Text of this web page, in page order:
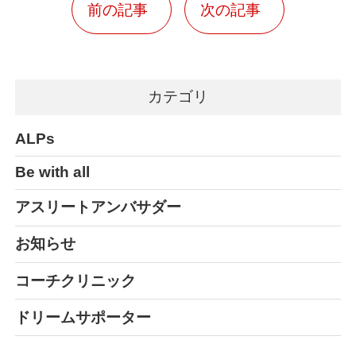
前の記事 次の記事
カテゴリ
ALPs
Be with all
アスリートアンバサダー
お知らせ
コーチクリニック
ドリームサポーター